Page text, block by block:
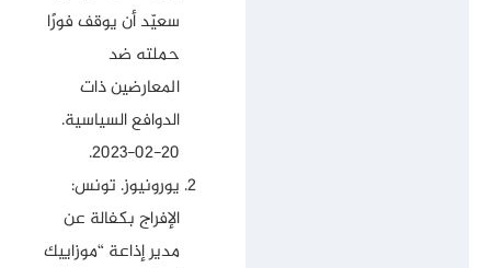
سعيّد أن يوقف فورًا
حملته ضد
المعارضين ذات
الدوافع السياسية.
20-02-2023.
يورونيوز. تونس:
الإفراج بكفالة عن
مدير إذاعة “موزاييك